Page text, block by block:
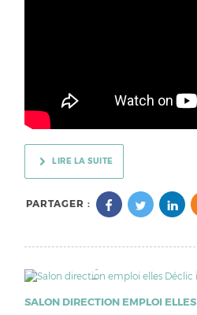
LIRE LA SUITE
PARTAGER :
SALON DIRECTION EMPLOI ELLES